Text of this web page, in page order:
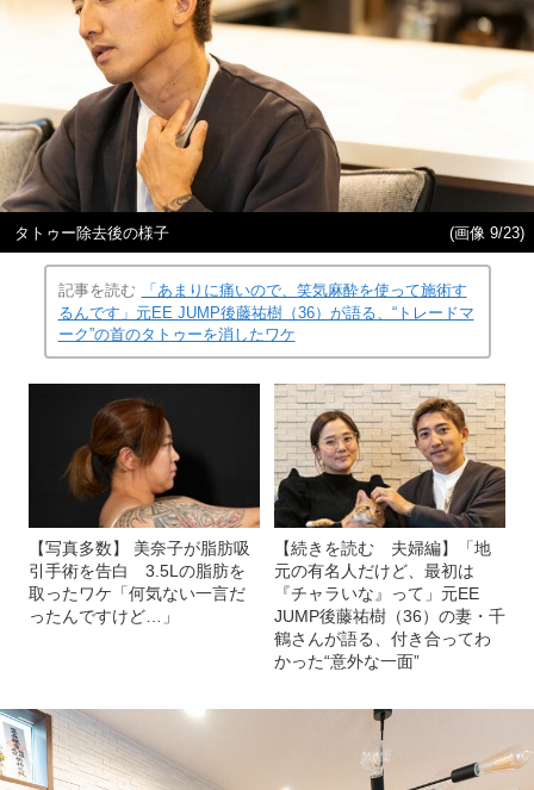
タトゥー除去後の様子 (画像 9/23)
記事を読む
「あまりに痛いので、笑気麻酔を使って施術す
るんです」元EE JUMP後藤祐樹（36）が語る、“トレードマ
ーク”の首のタトゥーを消したワケ
【写真多数】 美奈子が脂肪吸
引手術を告白 3.5Lの脂肪を
取ったワケ「何気ない一言だ
ったんですけど…」
【続きを読む 夫婦編】「地
元の有名人だけど、最初は
『チャラいな』って」元EE
JUMP後藤祐樹（36）の妻・千
鶴さんが語る、付き合ってわ
かった“意外な一面”